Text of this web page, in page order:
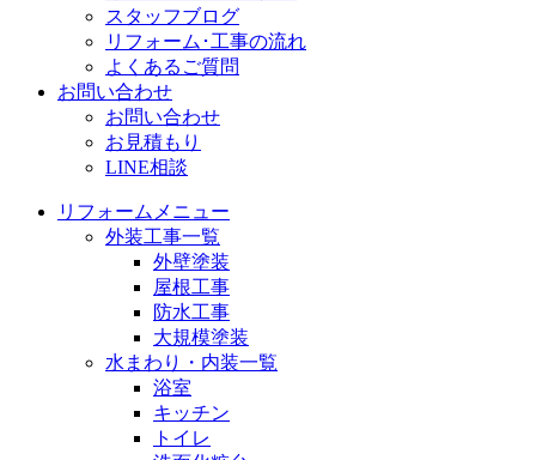
スタッフブログ
リフォーム･工事の流れ
よくあるご質問
お問い合わせ
お問い合わせ
お見積もり
LINE相談
リフォームメニュー
外装工事一覧
外壁塗装
屋根工事
防水工事
大規模塗装
水まわり・内装一覧
浴室
キッチン
トイレ